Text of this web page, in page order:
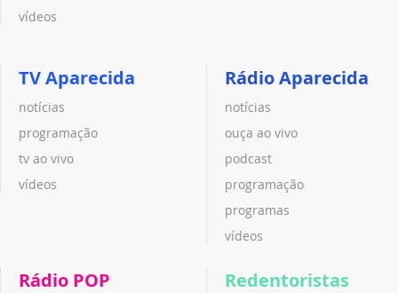
vídeos
TV Aparecida
notícias
programação
tv ao vivo
vídeos
Rádio Aparecida
notícias
ouça ao vivo
podcast
programação
programas
vídeos
Rádio POP Redentoristas